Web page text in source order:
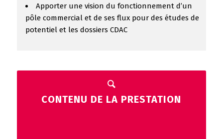
Apporter une vision du fonctionnement d’un
pôle commercial et de ses flux pour des études de
potentiel et les dossiers CDAC
CONTENU DE LA PRESTATION